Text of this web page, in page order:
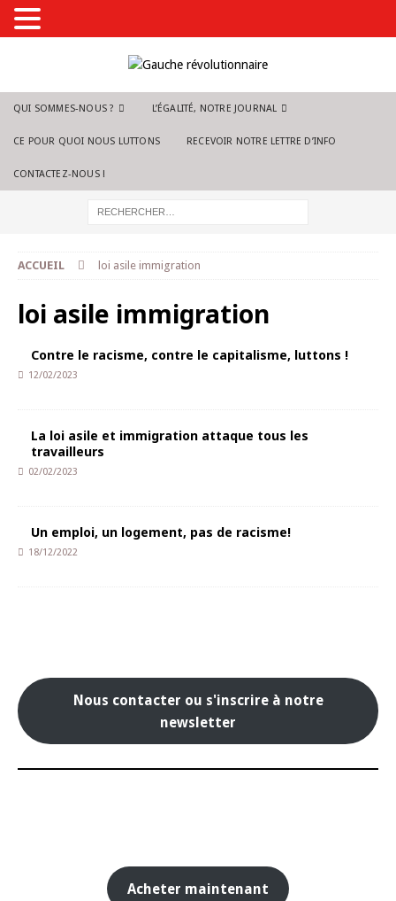
QUI SOMMES-NOUS ? L’ÉGALITÉ, NOTRE JOURNAL
CE POUR QUOI NOUS LUTTONS RECEVOIR NOTRE LETTRE D’INFO
CONTACTEZ-NOUS !
ACCUEIL loi asile immigration
loi asile immigration
Contre le racisme, contre le capitalisme, luttons !
12/02/2023
La loi asile et immigration attaque tous les
travailleurs
02/02/2023
Un emploi, un logement, pas de racisme!
18/12/2022
Nous contacter ou s'inscrire à notre
newsletter
Acheter maintenant